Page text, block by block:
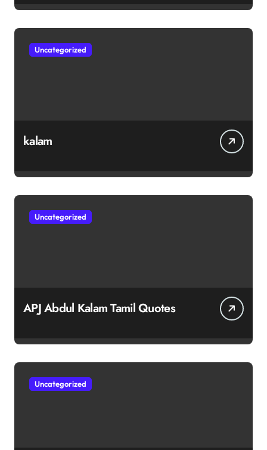
ஊக்கமளிக்கும் வாசகங்கள்
Uncategorized
kalam
Uncategorized
APJ Abdul Kalam Tamil Quotes
Uncategorized